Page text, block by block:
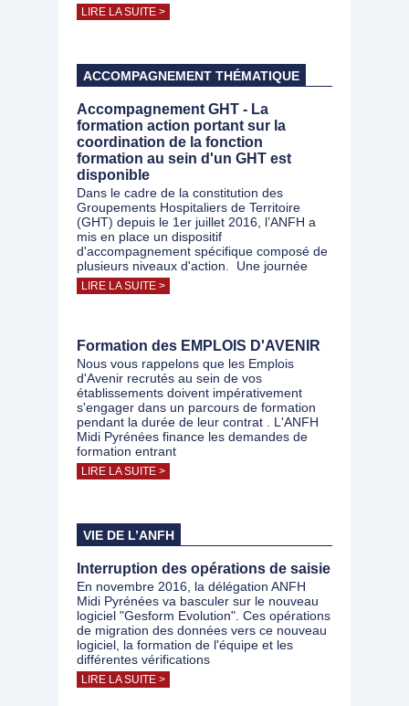
LIRE LA SUITE >
ACCOMPAGNEMENT THÉMATIQUE
Accompagnement GHT - La
formation action portant sur la
coordination de la fonction
formation au sein d'un GHT est
disponible
Dans le cadre de la constitution des
Groupements Hospitaliers de Territoire
(GHT) depuis le 1er juillet 2016, l’ANFH a
mis en place un dispositif
d'accompagnement spécifique composé de
plusieurs niveaux d'action. Une journée
LIRE LA SUITE >
Formation des EMPLOIS D'AVENIR
Nous vous rappelons que les Emplois
d'Avenir recrutés au sein de vos
établissements doivent impérativement
s'engager dans un parcours de formation
pendant la durée de leur contrat . L'ANFH
Midi Pyrénées finance les demandes de
formation entrant
LIRE LA SUITE >
VIE DE L’ANFH
Interruption des opérations de saisie
En novembre 2016, la délégation ANFH
Midi Pyrénées va basculer sur le nouveau
logiciel "Gesform Evolution". Ces opérations
de migration des données vers ce nouveau
logiciel, la formation de l'équipe et les
différentes vérifications
LIRE LA SUITE >